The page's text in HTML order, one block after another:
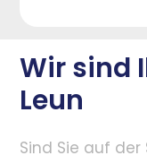
Wir sind
Leun
Sind Sie auf